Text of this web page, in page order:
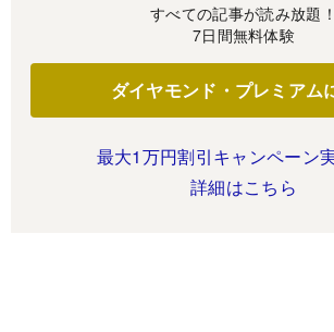
すべての記事が読み放題！
7日間無料体験
ダイヤモンド・プレミアム
最大1万円割引キャンペーン
詳細はこちら